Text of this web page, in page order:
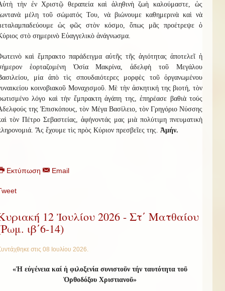
τὴν ἐν Χριστῷ θεραπεία καὶ ἀληθινὴ ζωὴ καλούμαστε, ὡς
μέλη τοῦ σώματός Του, νὰ βιώνουμε καθημερινὰ καὶ νὰ
ὡς φῶς στὸν κόσμο, ὅπως μᾶς προέτρεψε ὁ
στὸ σημερινὸ Εὐαγγελικὸ ἀνάγνωσμα.
καὶ ἔμπρακτο παράδειγμα αὐτῆς τῆς ἁγιότητας ἀποτελεῖ ἡ
ἑορταζομένη Ὁσία Μακρίνα, ἀδελφὴ τοῦ Μεγάλου
μία ἀπὸ τὶς σπουδαιότερες μορφὲς τοῦ ὀργανωμένου
κοινοβιακοῦ Μοναχισμοῦ. Μὲ τὴν ἀσκητική της βιοτή, τὸν
λόγο καὶ τὴν ἔμπρακτη ἀγάπη της, ἐπηρέασε βαθιὰ τούς
της Ἐπισκόπους, τὸν Μέγα Βασίλειο, τὸν Γρηγόριο Νύσσης
τὸν Πέτρο Σεβαστείας, ἀφήνοντάς μας μιὰ πολύτιμη πνευματικὴ
Ἂς ἔχουμε τὶς πρὸς Κύριον πρεσβεῖες της. Ἀμήν.
Εκτύπωση Email
12 Ἰουλίου 2026 - Στ΄ Ματθαίου
ιβ΄6-14)
στις 08 Ιουλίου 2026.
«Ἡ εὐγένεια καί ἡ φιλοξενία συνιστοῦν τήν ταυτότητα τοῦ
Ὀρθοδόξου Χριστιανοῦ»